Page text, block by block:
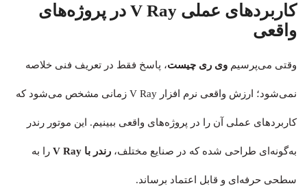
کاربردهای عملی V Ray در پروژه‌های
واقعی
وقتی می‌پرسیم وی ری چیست، پاسخ فقط در تعریف فنی خلاصه
نمی‌شود؛ ارزش واقعی نرم افزار V Ray زمانی مشخص می‌شود که
کاربردهای عملی آن را در پروژه‌های واقعی ببینیم. این موتور رندر
به‌گونه‌ای طراحی شده که در صنایع مختلف، رندر با V Ray را به
سطحی حرفه‌ای و قابل اعتماد برساند.